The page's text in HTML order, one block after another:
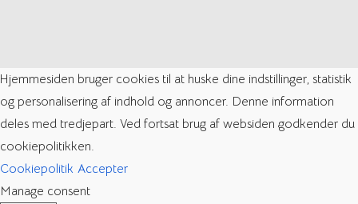
Hjemmesiden bruger cookies til at huske dine indstillinger, statistik
og personalisering af indhold og annoncer. Denne information
deles med tredjepart. Ved fortsat brug af websiden godkender du
cookiepolitikken.
Cookiepolitik Accepter
Manage consent